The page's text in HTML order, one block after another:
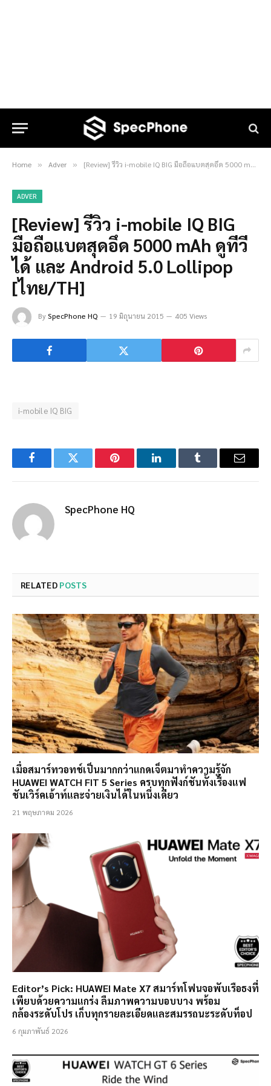
Home » Adver » [Review] รีวิว i-mobile IQ BIG มือถือแบตสุดอึด 5000 mAh ดูทีวีได้ และ Android 5.0 Lollipop [ไทย/TH]
ADVER
[Review] รีวิว i-mobile IQ BIG
มือถือแบตสุดอึด 5000 mAh ดูทีวี
ได้ และ Android 5.0 Lollipop
[ไทย/TH]
BySpecPhone HQ 19 มิถุนายน 2015 405 Views
i-mobile IQ BIG
FacebookTwitter Pinterest LinkedInTumblr Email
SpecPhone HQ
RELATED POSTS
เมื่อสมาร์ทวอทช์เป็นมากกว่าแกดเจ็ตมาทำความรู้จัก
HUAWEI WATCH FIT 5 Series ครบทุกฟังก์ชันทั้งเรื่องแฟ
ชันเวิร์คเอ้าท์และจ่ายเงินได้ในหนึ่งเดียว
21 พฤษภาคม 2026
Editor’s Pick: HUAWEI Mate X7 สมาร์ทโฟนจอพับเรือธงที่
เพียบด้วยความแกร่ง ลืมภาพความบอบบาง พร้อม
กล้องระดับโปร เก็บทุกรายละเอียดและสมรรถนะระดับท็อป
6 กุมภาพันธ์ 2026